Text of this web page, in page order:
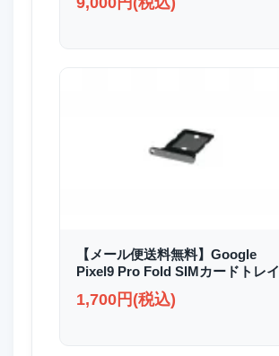
【メール便送料無料】Google
Pixel9 Pro Fold SIMカードトレイ
1,700円(税込)